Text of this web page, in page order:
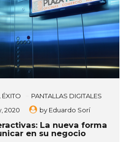
ÉXITO
PANTALLAS DIGITALES
2020
by Eduardo Sorí
La nueva forma
en su negocio